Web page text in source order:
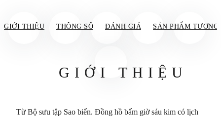
GIỚI THIỆU THÔNG SỐ ĐÁNH GIÁ SẢN PHẨM TƯƠNG
GIỚI THIỆU
Từ Bộ sưu tập Sao biển. Đồng hồ bấm giờ sáu kim có lịch